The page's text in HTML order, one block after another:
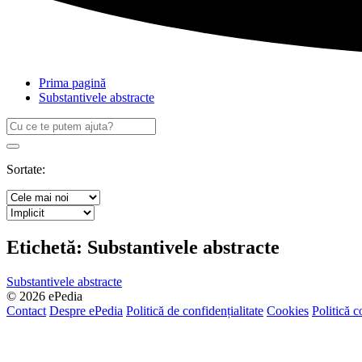
Prima pagină
Substantivele abstracte
Caută
după:
Search
Sortate:
Etichetă: Substantivele abstracte
Substantivele abstracte
© 2026 ePedia
Contact Despre ePedia Politică de confidențialitate Cookies Politică